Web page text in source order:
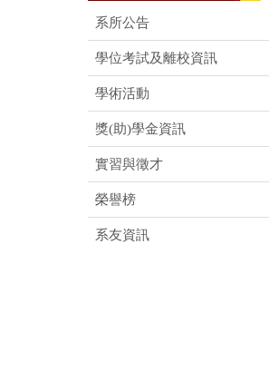
系所公告
學位考試及離校資訊
學術活動
獎(助)學金資訊
實習與徵才
榮譽榜
系友資訊